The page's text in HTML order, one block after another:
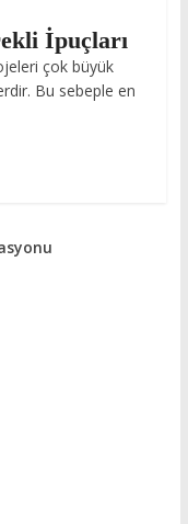
İpuçları
çok büyük
Bu sebeple en